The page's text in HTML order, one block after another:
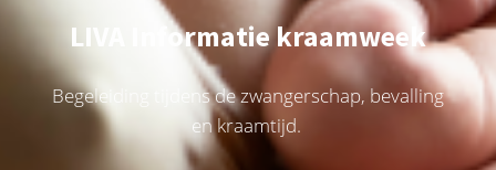
LIVA Informatie kraamweek
Begeleiding tijdens de zwangerschap, bevalling
en kraamtijd.